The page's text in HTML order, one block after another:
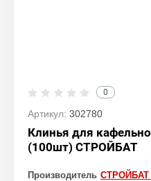
0
Артикул: 302780
Клинья для
(100шт) СТРОЙБАТ
Производитель СТРОЙБАТ